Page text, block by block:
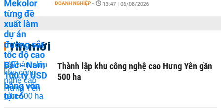
DOANH NGHIỆP - 13:47 | 06/08/2026
Tin mới
Thành lập khu công nghệ cao Hưng Yên gần
500 ha